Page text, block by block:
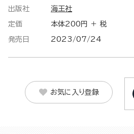
出版社 海王社
定価 本体200円 ＋ 税
発売日 2023/07/24
お気に入り登録